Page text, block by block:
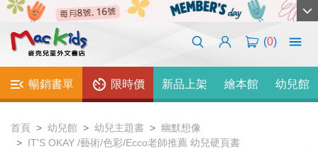
(0)
暢銷書單 限時價 新品上架 繪本館 幼兒館
首頁 幼兒館 幼兒主題書
幽默想像
IT'S OKAY /藝術/色彩/Ecco老師推薦 幼兒硬頁書